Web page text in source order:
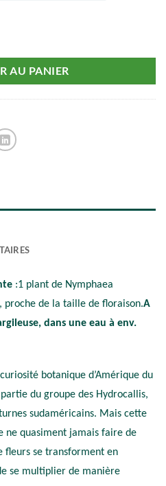
AU PANIER
:1 plant de Nymphaea
proche de la taille de floraison.A
dans une eau à env.
botanique d’Amérique du
du groupe des Hydrocallis,
sudaméricains. Mais cette
ne quasiment jamais faire de
fleurs se transforment en
se multiplier de manière